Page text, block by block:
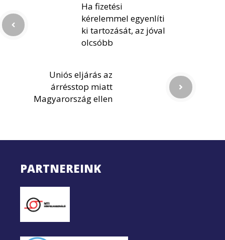
Ha fizetési
kérelemmel egyenlíti
ki tartozását, az jóval
olcsóbb
Uniós eljárás az
árrésstop miatt
Magyarország ellen
PARTNEREINK